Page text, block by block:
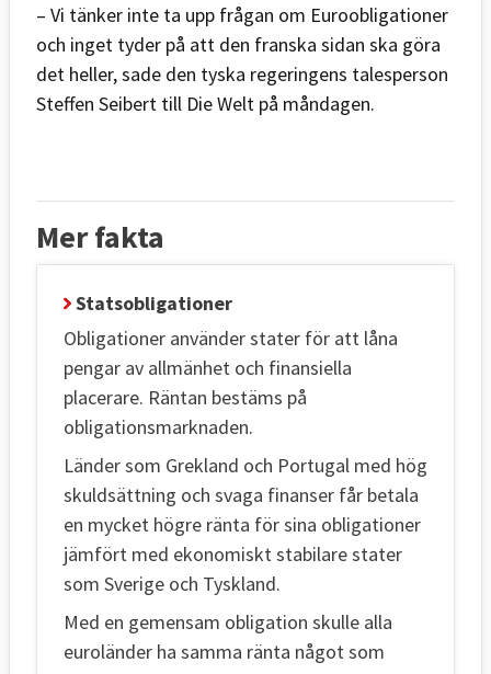
– Vi tänker inte ta upp frågan om Euroobligationer
och inget tyder på att den franska sidan ska göra
det heller, sade den tyska regeringens talesperson
Steffen Seibert till Die Welt på måndagen.
Mer fakta
Statsobligationer
Obligationer använder stater för att låna
pengar av allmänhet och finansiella
placerare. Räntan bestäms på
obligationsmarknaden.
Länder som Grekland och Portugal med hög
skuldsättning och svaga finanser får betala
en mycket högre ränta för sina obligationer
jämfört med ekonomiskt stabilare stater
som Sverige och Tyskland.
Med en gemensam obligation skulle alla
euroländer ha samma ränta något som